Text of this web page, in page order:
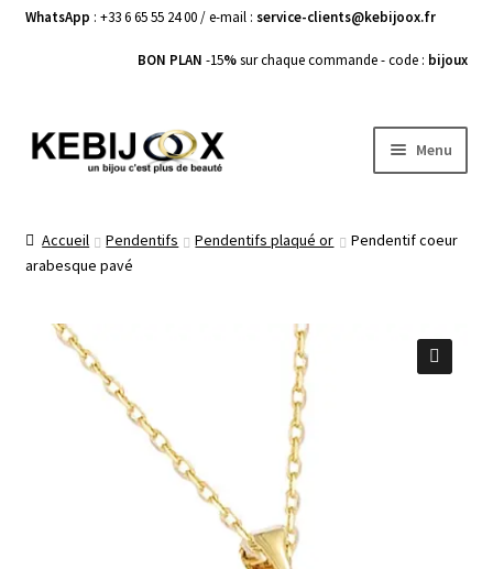
WhatsApp : +33 6 65 55 24 00 / e-mail : service-clients@kebijoox.fr
BON PLAN -15%sur chaque commande - code : bijoux
Aller
à
Aller
au
Menu
Boucles d’Oreilles
Bracelets Femme
Colliers Femme
Accueil Pendentifs Pendentifs plaqué or
Pendentif coeur
arabesque pavé